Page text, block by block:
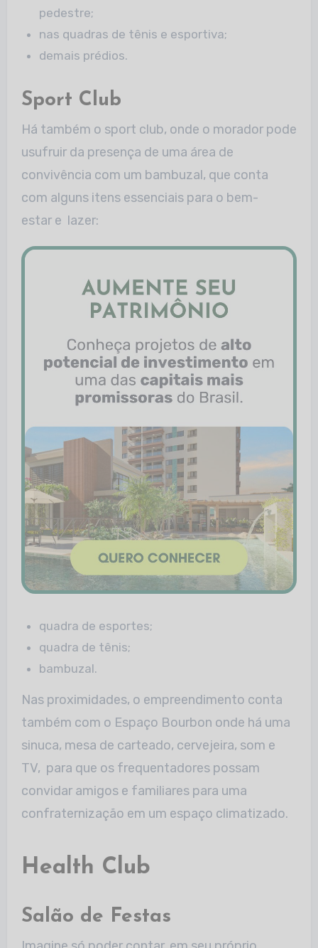
pedestre;
nas quadras de tênis e esportiva;
demais prédios.
Sport Club
Há também o sport club, onde o morador pode
usufruir da presença de uma área de
convivência com um bambuzal, que conta
com alguns itens essenciais para o bem-
estar e lazer:​
quadra de esportes;
quadra de tênis;
bambuzal.
Nas proximidades, o empreendimento conta
também com o Espaço Bourbon onde há uma
sinuca, mesa de carteado, cervejeira, som e
TV, para que os frequentadores possam
convidar amigos e familiares para uma
confraternização em um espaço climatizado.
Health Club
Salão de Festas